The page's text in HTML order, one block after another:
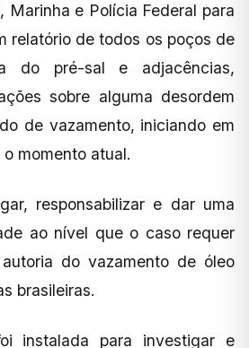
Marinha e Polícia Federal para
relatório de todos os poços de
do pré-sal e adjacências,
sobre alguma desordem
de vazamento, iniciando em
momento atual.
responsabilizar e dar uma
ao nível que o caso requer
do vazamento de óleo
brasileiras.
instalada para investigar e